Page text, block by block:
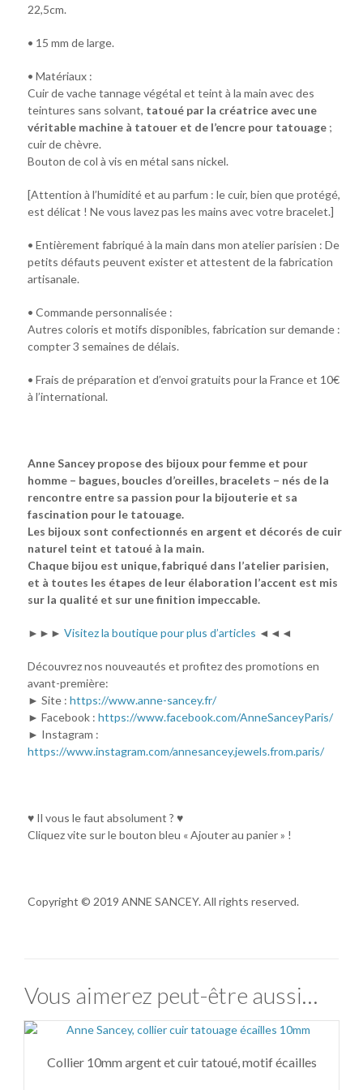
22,5cm.
• 15 mm de large.
• Matériaux :
Cuir de vache tannage végétal et teint à la main avec des
teintures sans solvant, tatoué par la créatrice avec une
véritable machine à tatouer et de l’encre pour tatouage;
cuir de chèvre.
Bouton de col à vis en métal sans nickel.
[Attention à l’humidité et au parfum : le cuir, bien que protégé,
est délicat ! Ne vous lavez pas les mains avec votre bracelet.]
• Entièrement fabriqué à la main dans mon atelier parisien : De
petits défauts peuvent exister et attestent de la fabrication
artisanale.
• Commande personnalisée :
Autres coloris et motifs disponibles, fabrication sur demande :
compter 3 semaines de délais.
• Frais de préparation et d’envoi gratuits pour la France et 10€
à l’international.
Anne Sancey propose des bijoux pour femme et pour
homme – bagues, boucles d’oreilles, bracelets – nés de la
rencontre entre sa passion pour la bijouterie et sa
fascination pour le tatouage.
Les bijoux sont confectionnés en argent et décorés de cuir
naturel teint et tatoué à la main.
Chaque bijou est unique, fabriqué dans l’atelier parisien,
et à toutes les étapes de leur élaboration l’accent est mis
sur la qualité et sur une finition impeccable.
►►► Visitez la boutique pour plus d’articles ◄◄◄
Découvrez nos nouveautés et profitez des promotions en
avant-première:
► Site : https://www.anne-sancey.fr/
► Facebook : https://www.facebook.com/AnneSanceyParis/
► Instagram :
https://www.instagram.com/annesancey.jewels.from.paris/
♥ Il vous le faut absolument ? ♥
Cliquez vite sur le bouton bleu « Ajouter au panier » !
Copyright © 2019 ANNE SANCEY. All rights reserved.
Vous aimerez peut-être aussi…
Collier 10mm argent et cuir tatoué, motif écailles